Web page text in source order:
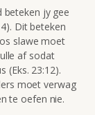
beteken jy gee
Dit beteken
slawe moet
af sodat
(Eks. 23:12).
moet verwag
te oefen nie.